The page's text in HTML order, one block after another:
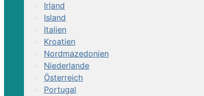
Irland
Island
Italien
Kroatien
Nordmazedonien
Niederlande
Österreich
Portugal